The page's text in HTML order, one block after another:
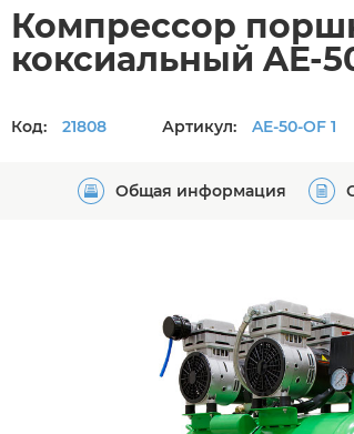
Компрессор
коксиальный AE-
Код: 21808 Артикул: AE-50-OF 1
Общая информация